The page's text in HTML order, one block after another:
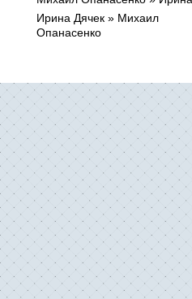
Ирина Дячек » Михаил
Опанасенко